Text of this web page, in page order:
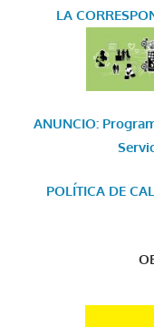
LA
ANUNCIO:
POLÍTICA DE